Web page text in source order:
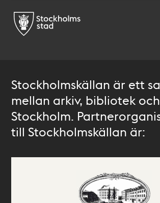
Stockholmskällan är ett
mellan arkiv, bibliotek
Stockholm.
till Stockholmskällan är: